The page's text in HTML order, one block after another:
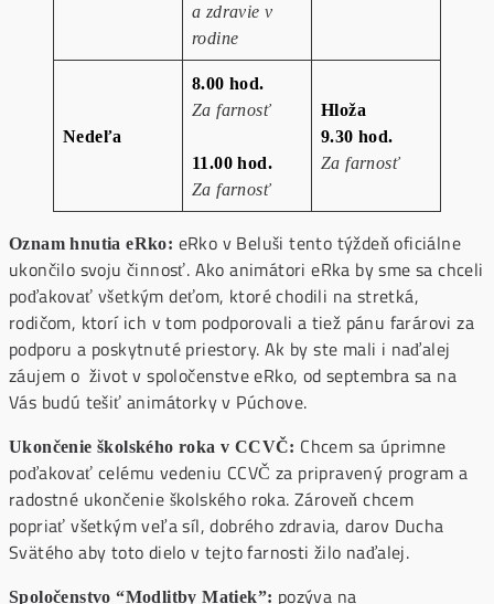
a zdravie v
rodine
Nedeľa
8.00 hod.
Za farnosť
11.00 hod.
Za farnosť
Hloža
9.30 hod.
Za farnosť
Oznam hnutia eRko: eRko v Beluši tento týždeň oficiálne
ukončilo svoju činnosť. Ako animátori eRka by sme sa chceli
poďakovať všetkým deťom, ktoré chodili na stretká,
rodičom, ktorí ich v tom podporovali a tiež pánu farárovi za
podporu a poskytnuté priestory. Ak by ste mali i naďalej
záujem o život v spoločenstve eRko, od septembra sa na
Vás budú tešiť animátorky v Púchove.
Ukončenie školského roka v CCVČ: Chcem sa úprimne
poďakovať celému vedeniu CCVČ za pripravený program a
radostné ukončenie školského roka. Zároveň chcem
popriať všetkým veľa síl, dobrého zdravia, darov Ducha
Svätého aby toto dielo v tejto farnosti žilo naďalej.
Spoločenstvo “Modlitby Matiek”: pozýva na